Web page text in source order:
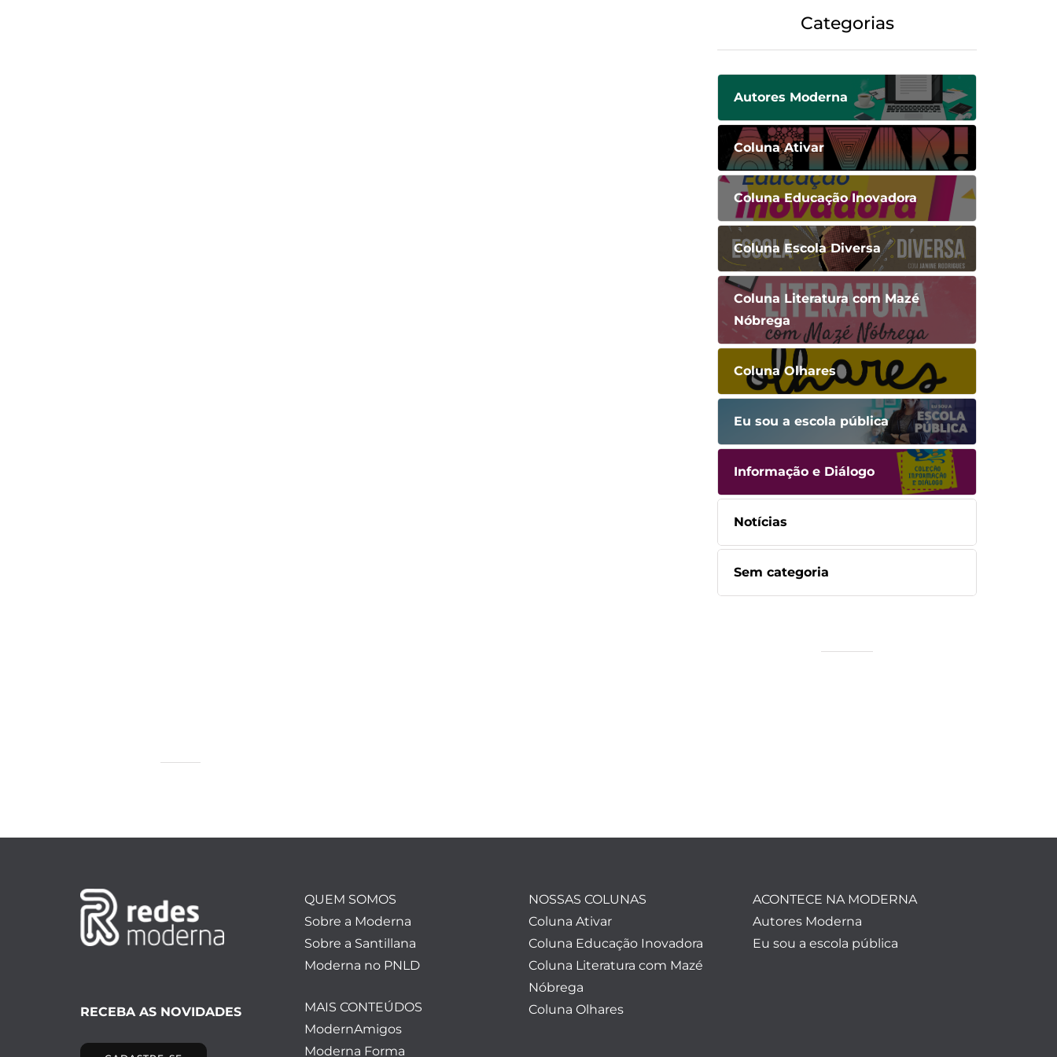
Categorias
Autores Moderna
Coluna Ativar
Coluna Educação Inovadora
Coluna Escola Diversa
Coluna Literatura com Mazé
Nóbrega
Coluna Olhares
Eu sou a escola pública
Informação e Diálogo
Notícias
Sem categoria
RECEBA AS NOVIDADES
QUEM SOMOS
Sobre a Moderna
Sobre a Santillana
Moderna no PNLD
MAIS CONTEÚDOS
ModernAmigos
Moderna Forma
NOSSAS COLUNAS
Coluna Ativar
Coluna Educação Inovadora
Coluna Literatura com Mazé
Nóbrega
Coluna Olhares
ACONTECE NA MODERNA
Autores Moderna
Eu sou a escola pública